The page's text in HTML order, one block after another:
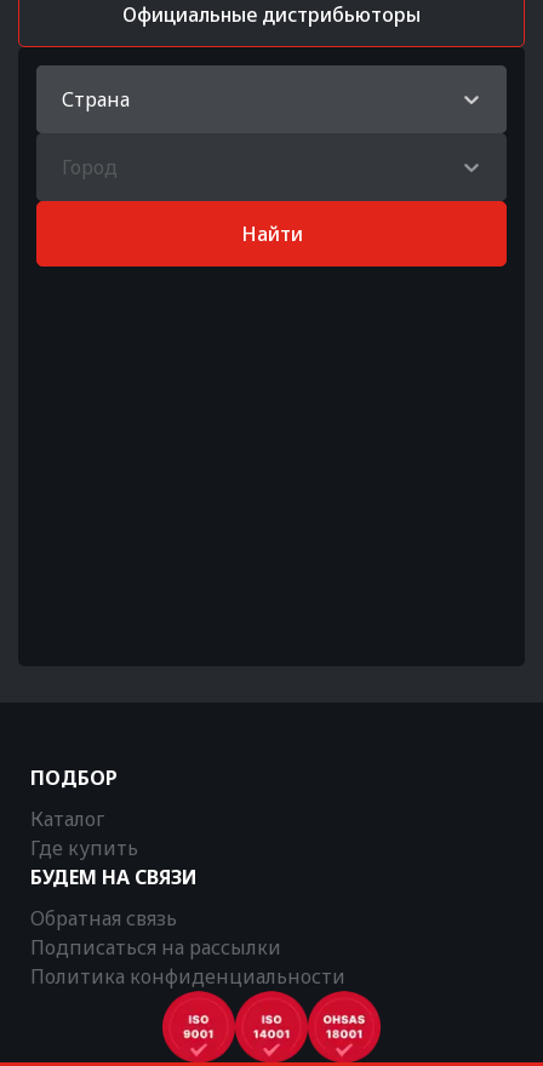
Официальные дистрибьюторы
Страна
Город
Найти
ПОДБОР
Каталог
Где купить
БУДЕМ НА СВЯЗИ
Обратная связь
Подписаться на рассылки
Политика конфиденциальности